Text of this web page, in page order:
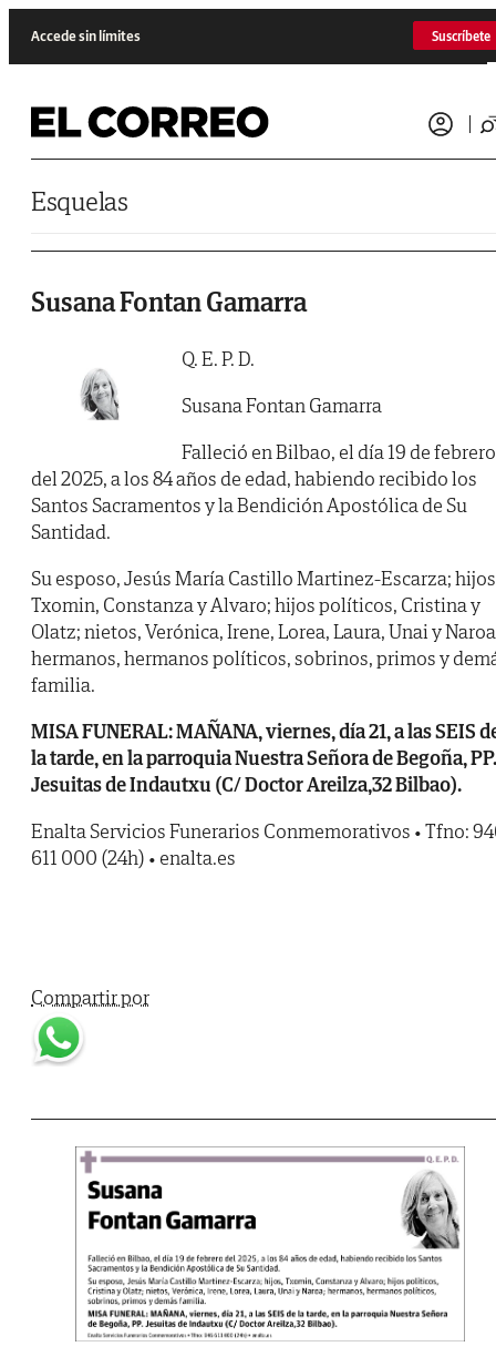
Accede sin límites Suscríbete
Esquelas
Susana Fontan Gamarra
Q. E. P. D.
Susana Fontan Gamarra
Falleció en Bilbao, el día 19 de febrero
del 2025, a los 84 años de edad, habiendo recibido los
Santos Sacramentos y la Bendición Apostólica de Su
Santidad.
Su esposo, Jesús María Castillo Martinez-Escarza;
Txomin, Constanza y Alvaro; hijos políticos, Cristina y
Olatz; nietos, Verónica, Irene, Lorea, Laura, Unai y
hermanos, hermanos políticos, sobrinos, primos y
familia.
MISA FUNERAL: MAÑANA, viernes, día 21, a las SEIS
la tarde, en la parroquia Nuestra Señora de Begoña, PP.
Jesuitas de Indautxu (C/ Doctor Areilza,32 Bilbao).
Enalta Servicios Funerarios Conmemorativos • Tfno:
611 000 (24h) • enalta.es
Compartir por